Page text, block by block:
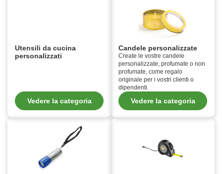
Utensili da cucina
personalizzati
Vedere la categoria
Candele personalizzate
Create le vostre candele
personalizzate, profumate o non
profumate, come regalo
originale per i vostri clienti o
dipendenti.
Vedere la categoria